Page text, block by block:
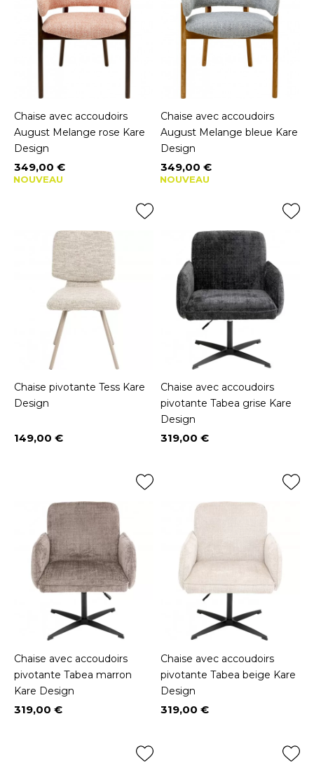
Chaise avec accoudoirs
August Melange rose Kare
Design
Prix
349,00 €
NOUVEAU
Chaise avec accoudoirs
August Melange bleue Kare
Design
Prix
349,00 €
NOUVEAU
Chaise pivotante Tess Kare
Design
Prix
149,00 €
Chaise avec accoudoirs
pivotante Tabea grise Kare
Design
Prix
319,00 €
Chaise avec accoudoirs
pivotante Tabea marron
Kare Design
Prix
319,00 €
Chaise avec accoudoirs
pivotante Tabea beige Kare
Design
Prix
319,00 €